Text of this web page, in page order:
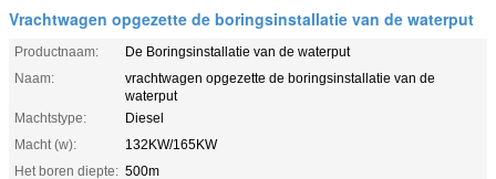
Vrachtwagen opgezette de boringsinstallatie van de waterput
Productnaam:
De Boringsinstallatie van de waterput
Naam:
vrachtwagen opgezette de boringsinstallatie van de
waterput
Machtstype:
Diesel
Macht (w):
132KW/165KW
Het boren diepte: 500m